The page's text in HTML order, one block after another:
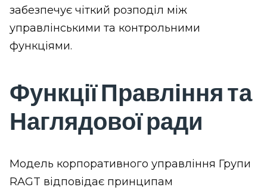
забезпечує чіткий розподіл між
управлінськими та контрольними
функціями.
Функції Правління та
Наглядової ради
Модель корпоративного управління Групи
RAGT відповідає принципам